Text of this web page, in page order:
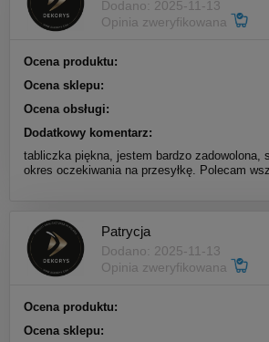
Dodano: 2025-11-13
Opinia zweryfikowana
Ocena produktu:
Ocena sklepu:
Ocena obsługi:
Dodatkowy komentarz:
tabliczka piękna, jestem bardzo zadowolona,
okres oczekiwania na przesyłkę. Polecam
Patrycja
Dodano: 2025-11-13
Opinia zweryfikowana
Ocena produktu:
Ocena sklepu: